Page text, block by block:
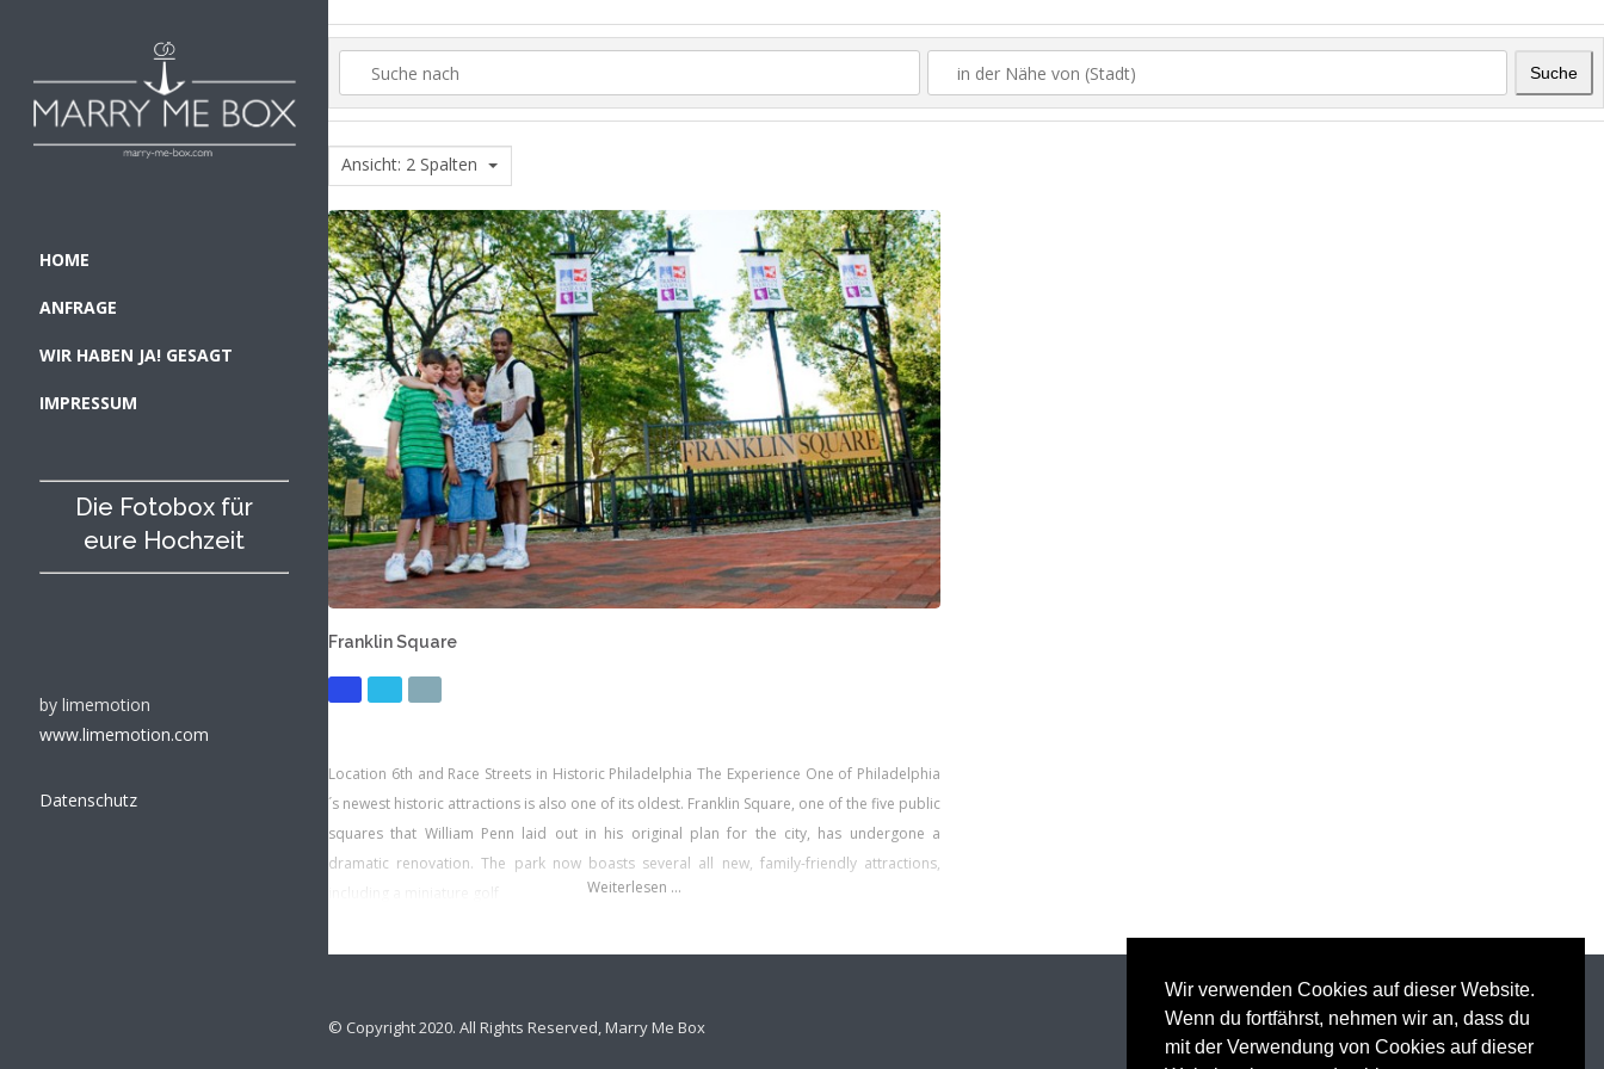
Wir verwenden Cookies auf dieser Website.
Wenn du fortfährst, nehmen wir an, dass du
mit der Verwendung von Cookies auf dieser
HOME
ANFRAGE
WIR HABEN JA! GESAGT
IMPRESSUM
Die Fotobox für
eure Hochzeit
by limemotion
www.limemotion.com
Datenschutz
Suche
Ansicht: 2 Spalten
Franklin Square
Location 6th and Race Streets in Historic Philadelphia The Experience One of Philadelphia
´s newest historic attractions is also one of its oldest. Franklin Square, one of the five public
squares that William Penn laid out in his original plan for the city, has undergone a
dramatic renovation. The park now boasts several all new, family-friendly attractions,
Weiterlesen …
© Copyright 2020. All Rights Reserved, Marry Me Box